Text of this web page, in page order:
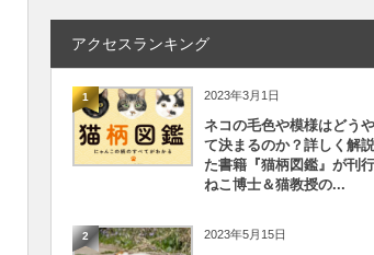
アクセスランキング
1 2023年3月1日
ネコの毛色や模様はどう
て決まるのか？詳しく解
た書籍『猫柄図鑑』が刊行
ねこ博士＆猫教授の...
2 2023年5月15日